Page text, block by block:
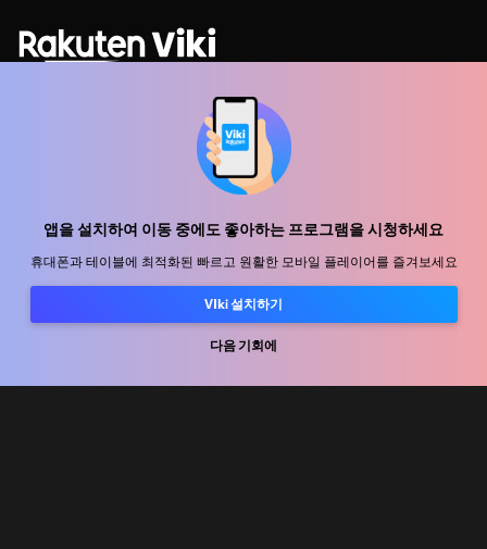
앱을 설치하여 이동 중에도 좋아하는 프로그램을 시청하세요
휴대폰과 테이블에 최적화된 빠르고 원활한 모바일 플레이어를 즐겨보세요
VIki 설치하기
다음 기회에
함께 일할 식구를 모십니다
유통 파트너